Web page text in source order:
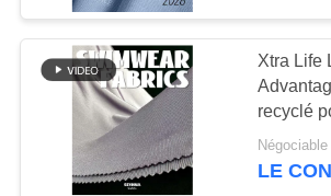
AU
SUJET
NOUS
Tissu en nylon
réutilisé
Xtra Life
recyclé
LE